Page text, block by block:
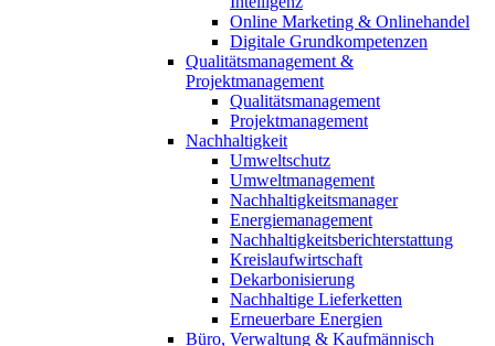
Online Marketing & Onlinehandel
Digitale Grundkompetenzen
Qualitätsmanagement &
Projektmanagement
Qualitätsmanagement
Projektmanagement
Nachhaltigkeit
Umweltschutz
Umweltmanagement
Nachhaltigkeitsmanager
Energiemanagement
Nachhaltigkeitsberichterstattung
Kreislaufwirtschaft
Dekarbonisierung
Nachhaltige Lieferketten
Erneuerbare Energien
Büro, Verwaltung & Kaufmännisch